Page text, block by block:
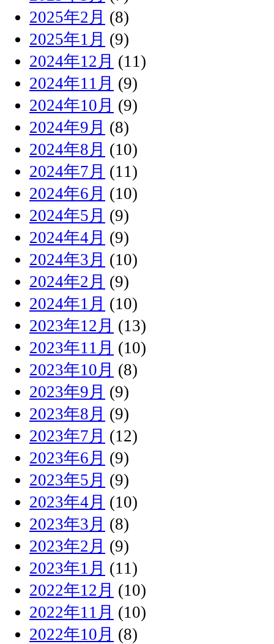
2025年2月 (8)
2025年1月 (9)
2024年12月 (11)
2024年11月 (9)
2024年10月 (9)
2024年9月 (8)
2024年8月 (10)
2024年7月 (11)
2024年6月 (10)
2024年5月 (9)
2024年4月 (9)
2024年3月 (10)
2024年2月 (9)
2024年1月 (10)
2023年12月 (13)
2023年11月 (10)
2023年10月 (8)
2023年9月 (9)
2023年8月 (9)
2023年7月 (12)
2023年6月 (9)
2023年5月 (9)
2023年4月 (10)
2023年3月 (8)
2023年2月 (9)
2023年1月 (11)
2022年12月 (10)
2022年11月 (10)
2022年10月 (8)